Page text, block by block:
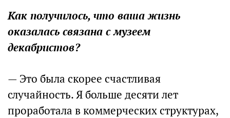
Как получилось, что ваша жизнь
оказалась связана с музеем
декабристов?
— Это была скорее счастливая
случайность. Я больше десяти лет
проработала в коммерческих структурах,